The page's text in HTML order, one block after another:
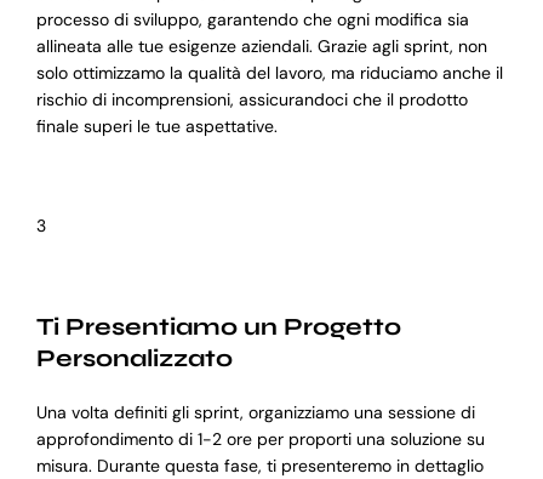
processo di sviluppo, garantendo che ogni modifica sia
allineata alle tue esigenze aziendali. Grazie agli sprint, non
solo ottimizzamo la qualità del lavoro, ma riduciamo anche il
rischio di incomprensioni, assicurandoci che il prodotto
finale superi le tue aspettative.
3
Ti Presentiamo un Progetto
Personalizzato
Una volta definiti gli sprint, organizziamo una sessione di
approfondimento di 1-2 ore per proporti una soluzione su
misura. Durante questa fase, ti presenteremo in dettaglio